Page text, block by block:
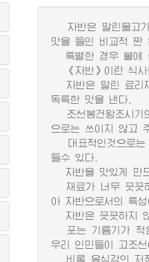
자반은 말린물고기
맛을 들인 비교적 짠
특별한 경우 불에
《자반》이란 식사
자반은 말린 료리
독특한 맛을 낸다.
조선봉건왕조시기
으로는 쓰이지 않고
대표적인것으로는
들수 있다.
자반을 맛있게 만드
재료가 너무 꼿꼿
아 자반으로서의 특
자반은 꼿꼿하지 않
포는 기름기가 적
우리 인민들이 고조
비록 음식감의 저